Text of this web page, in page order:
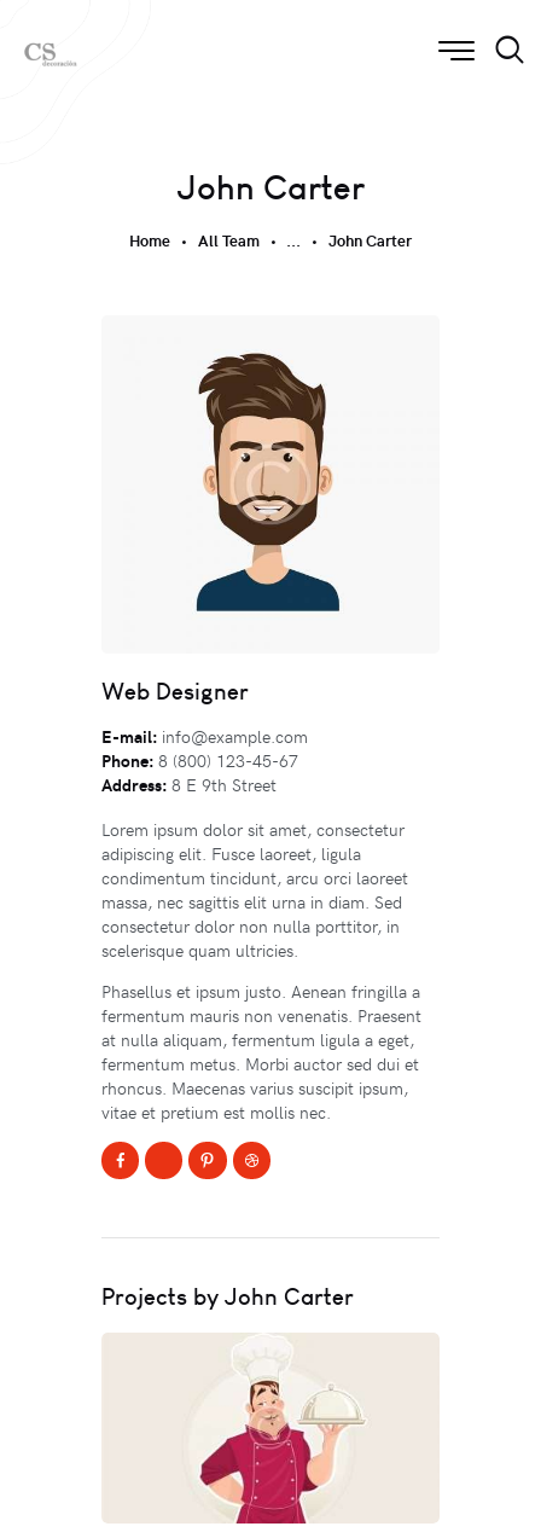
John Carter
Home All Team ... John Carter
Web Designer
E-mail: info@example.com
Phone: 8 (800) 123-45-67
Address: 8 E 9th Street
Lorem ipsum dolor sit amet, consectetur
adipiscing elit. Fusce laoreet, ligula
condimentum tincidunt, arcu orci laoreet
massa, nec sagittis elit urna in diam. Sed
consectetur dolor non nulla porttitor, in
scelerisque quam ultricies.
Phasellus et ipsum justo. Aenean fringilla a
fermentum mauris non venenatis. Praesent
at nulla aliquam, fermentum ligula a eget,
fermentum metus. Morbi auctor sed dui et
rhoncus. Maecenas varius suscipit ipsum,
vitae et pretium est mollis nec.
Projects by John Carter